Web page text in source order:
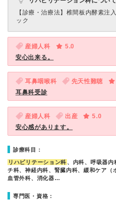
【診療・治療法】 椎間板内酵素注
ック
産婦人科
5.0
安心出来る。
耳鼻咽喉科 先天性難聴
耳鼻科受診
産婦人科 出産
5.0
安心感があります。
診療科目：
リハビリテーション科 、内科、呼吸器内
チ科、神経内科、腎臓内科、緩和ケア（
血管外科、消化器…
専門医・資格：